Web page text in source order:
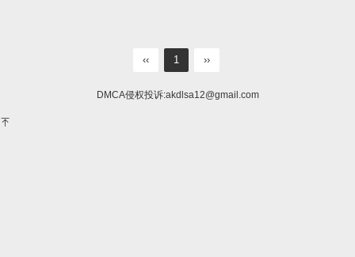
‹‹ 1 ››
DMCA侵权投诉:akdlsa12@gmail.com